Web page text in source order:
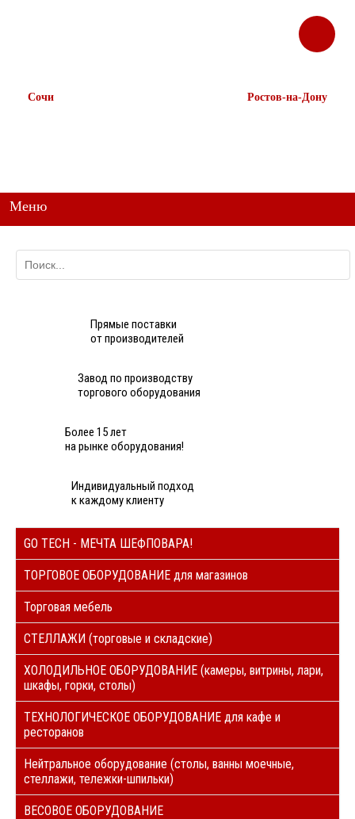
Сочи
ЗАКАЗАТЬ
ЗВОНОК
Ростов-на-Дону
Меню
Прямые поставки
от производителей
Завод по производству
торгового оборудования
Более 15 лет
на рынке оборудования!
Индивидуальный подход
к каждому клиенту
GO TECH - МЕЧТА ШЕФПОВАРА!
ТОРГОВОЕ ОБОРУДОВАНИЕ для магазинов
Торговая мебель
СТЕЛЛАЖИ (торговые и складские)
ХОЛОДИЛЬНОЕ ОБОРУДОВАНИЕ (камеры, витрины, лари,
шкафы, горки, столы)
ТЕХНОЛОГИЧЕСКОЕ ОБОРУДОВАНИЕ для кафе и
ресторанов
Нейтральное оборудование (столы, ванны моечные,
стеллажи, тележки-шпильки)
ВЕСОВОЕ ОБОРУДОВАНИЕ